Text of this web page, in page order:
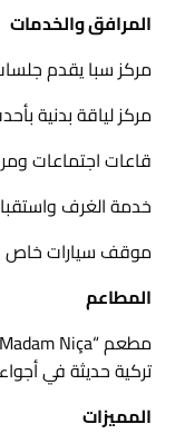
المرافق والخدمات
مركز سبا يقدم
مركز لياقة بدنية
قاعات اجتماعات
خدمة الغرف واستقبال 24
موقف سيارات خاص
المطاعم
تركية حديثة في
المميزات